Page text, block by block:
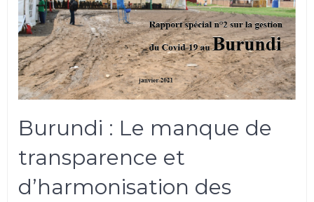
Burundi : Le manque de
transparence et
d’harmonisation des